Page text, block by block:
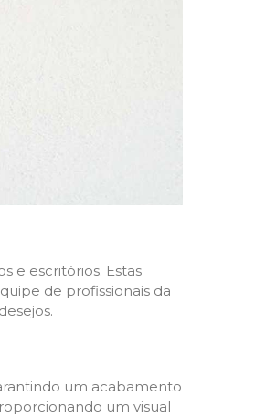
e escritórios. Estas
de profissionais da
um acabamento
um visual